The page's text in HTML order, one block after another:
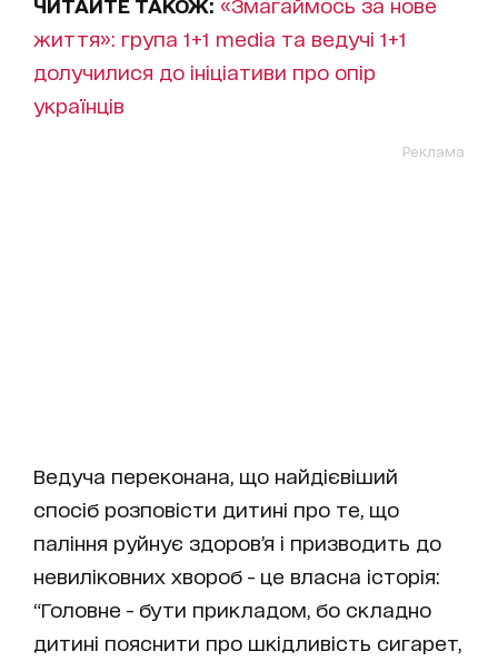
життя»: група 1+1 media та ведучі 1+1
долучилися до ініціативи про опір
українців
Реклама
Ведуча переконана, що найдієвіший
спосіб розповісти дитині про те, що
паління руйнує здоров’я і призводить до
невиліковних хвороб - це власна історія:
“Головне - бути прикладом, бо складно
дитині пояснити про шкідливість сигарет,